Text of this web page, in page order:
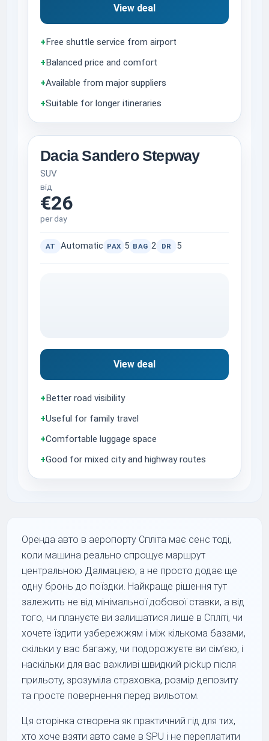
View deal
+Free shuttle service from airport
+Balanced price and comfort
+Available from major suppliers
+Suitable for longer itineraries
Dacia Sandero Stepway
SUV
від
€26
per day
AT Automatic PAX 5 BAG 2 DR 5
View deal
+Better road visibility
+Useful for family travel
+Comfortable luggage space
+Good for mixed city and highway routes
Оренда авто в аеропорту Спліта має сенс тоді,
коли машина реально спрощує маршрут
центральною Далмацією, а не просто додає ще
одну бронь до поїздки. Найкраще рішення тут
залежить не від мінімальної добової ставки, а від
того, чи плануєте ви залишатися лише в Спліті, чи
хочете їздити узбережжям і між кількома базами,
скільки у вас багажу, чи подорожуєте ви сім’єю, і
наскільки для вас важливі швидкий pickup після
прильоту, зрозуміла страховка, розмір депозиту
та просте повернення перед вильотом.
Ця сторінка створена як практичний гід для тих,
хто хоче взяти авто саме в SPU і не переплатити